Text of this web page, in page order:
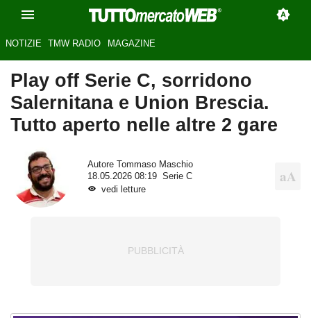
NOTIZIE TMW RADIO MAGAZINE
Play off Serie C, sorridono
Salernitana e Union Brescia.
Tutto aperto nelle altre 2 gare
Autore
Tommaso Maschio
18.05.2026 08:19
Serie C
vedi letture